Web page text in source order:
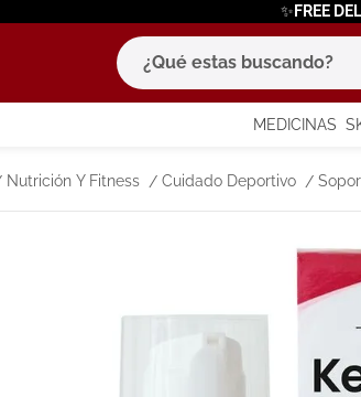
✨FREE
¿Qué estas buscando?
MEDICINAS
Nutrición Y Fitness Cuidado Deportivo
términos más
1. eucerin
cerave